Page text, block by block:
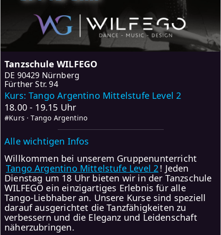
Tanzschule WILFEGO
DE 90429 Nürnberg
Fürther Str. 94
Kurs: Tango Argentino Mittelstufe Level 2
18.00 - 19.15 Uhr
#Kurs · Tango Argentino
Alle wichtigen Infos
Willkommen bei unserem Gruppenunterricht
Tango Argentino Mittelstufe Level 2! Jeden
Dienstag um 18 Uhr bieten wir in der Tanzschule
WILFEGO ein einzigartiges Erlebnis für alle
Tango-Liebhaber an. Unsere Kurse sind speziell
darauf ausgerichtet die Tanzfähigkeiten zu
verbessern und die Eleganz und Leidenschaft
näherzubringen.